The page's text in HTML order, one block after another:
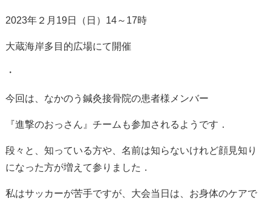
2023年２月 19日（日） 14～ 17時
大蔵海岸多目的広場にて開催
・
今回は、なかのう鍼灸接骨院の患者様メンバー
『進撃のおっさん』チームも参加されるようです．
段々と、知っている方や、名前は知らないけれど顔見知り
になった方が増えて参りました．
私はサッカーが苦手ですが、大会当日は、お身体のケアで